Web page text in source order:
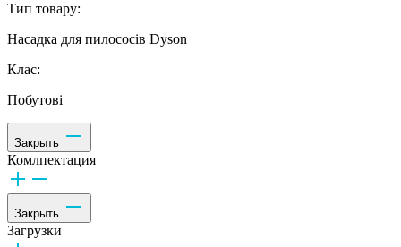
Тип товару:
Насадка для пилососів Dyson
Клас:
Побутові
Закрыть
Комлпектация
Закрыть
Загрузки